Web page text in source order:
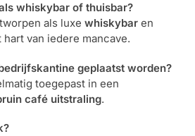
whiskybar of thuisbar?
als luxe whiskybar en
van iedere mancave.
geplaatst worden?
toegepast in een
café uitstraling.